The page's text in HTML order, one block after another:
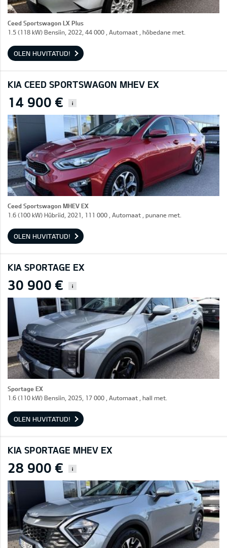
Ceed Sportswagon LX Plus
1.5 (118 kW) Bensiin, 2022, 44 000 , Automaat , hõbedane met.
OLEN HUVITATUD!
KIA CEED SPORTSWAGON MHEV EX
14 900 € i
Ceed Sportswagon MHEV EX
1.6 (100 kW) Hübriid, 2021, 111 000 , Automaat , punane met.
OLEN HUVITATUD!
KIA SPORTAGE EX
30 900 € i
Sportage EX
1.6 (110 kW) Bensiin, 2025, 17 000 , Automaat , hall met.
OLEN HUVITATUD!
KIA SPORTAGE MHEV EX
28 900 € i